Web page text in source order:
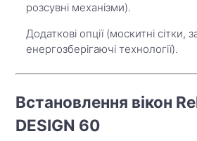
розсувні механізми).
Додаткові опції (москитні сітки,
енергозберігаючі технології).
Встановлення вікон
DESIGN 60